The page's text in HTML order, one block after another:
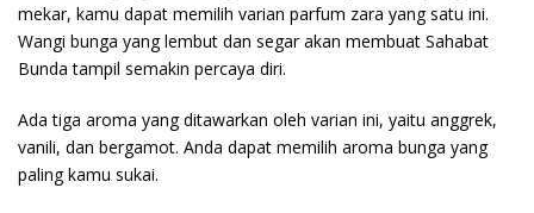
mekar, kamu dapat memilih varian parfum zara yang satu ini.
Wangi bunga yang lembut dan segar akan membuat Sahabat
Bunda tampil semakin percaya diri.
Ada tiga aroma yang ditawarkan oleh varian ini, yaitu anggrek,
vanili, dan bergamot. Anda dapat memilih aroma bunga yang
paling kamu sukai.